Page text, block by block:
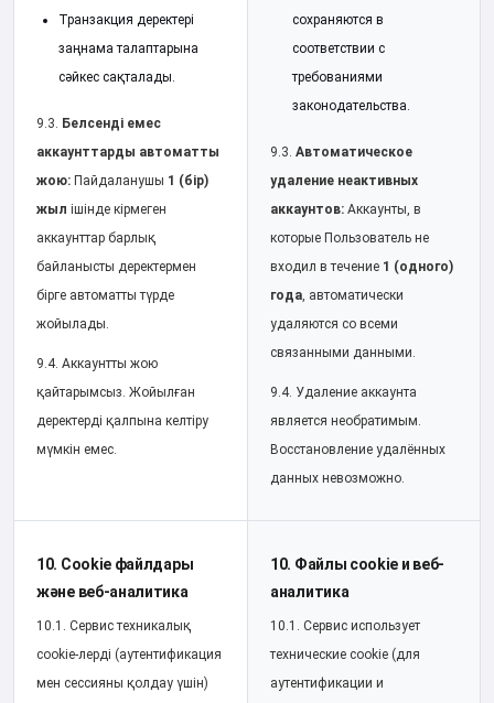
Транзакция деректері
заңнама талаптарына
сәйкес сақталады.
9.3. Белсенді емес
аккаунттарды автоматты
жою: Пайдаланушы 1 (бір)
жыл ішінде кірмеген
аккаунттар барлық
байланысты деректермен
бірге автоматты түрде
жойылады.
9.4. Аккаунтты жою
қайтарымсыз. Жойылған
деректерді қалпына келтіру
мүмкін емес.
сохраняются в
соответствии с
требованиями
законодательства.
9.3. Автоматическое
удаление неактивных
аккаунтов: Аккаунты, в
которые Пользователь не
входил в течение 1 (одного)
года, автоматически
удаляются со всеми
связанными данными.
9.4. Удаление аккаунта
является необратимым.
Восстановление удалённых
данных невозможно.
10. Cookie файлдары
және веб-аналитика
10.1. Сервис техникалық
cookie-лерді (аутентификация
мен сессияны қолдау үшін)
10. Файлы cookie и веб-
аналитика
10.1. Сервис использует
технические cookie (для
аутентификации и